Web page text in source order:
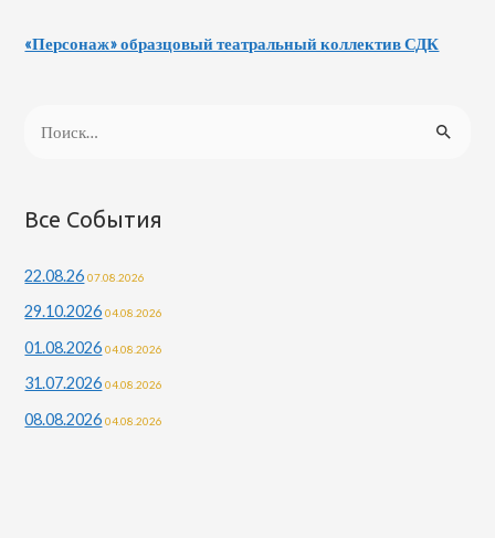
«Персонаж» образцовый театральный коллектив СДК
Все События
22.08.26 07.08.2026
29.10.2026 04.08.2026
01.08.2026 04.08.2026
31.07.2026 04.08.2026
08.08.2026 04.08.2026